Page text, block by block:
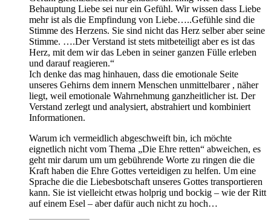
Behauptung Liebe sei nur ein Gefühl. Wir wissen dass Liebe
mehr ist als die Empfindung von Liebe…..Gefühle sind die
Stimme des Herzens. Sie sind nicht das Herz selber aber seine
Stimme. ….Der Verstand ist stets mitbeteiligt aber es ist das
Herz, mit dem wir das Leben in seiner ganzen Fülle erleben
und darauf reagieren.“
Ich denke das mag hinhauen, dass die emotionale Seite
unseres Gehirns dem innern Menschen unmittelbarer , näher
liegt, weil emotionale Wahrnehmung ganzheitlicher ist. Der
Verstand zerlegt und analysiert, abstrahiert und kombiniert
Informationen.
Warum ich vermeidlich abgeschweift bin, ich möchte
eignetlich nicht vom Thema „Die Ehre retten“ abweichen, es
geht mir darum um um gebührende Worte zu ringen die die
Kraft haben die Ehre Gottes verteidigen zu helfen. Um eine
Sprache die die Liebesbotschaft unseres Gottes transportieren
kann. Sie ist vielleicht etwas holprig und bockig – wie der Ritt
auf einem Esel – aber dafür auch nicht zu hoch…